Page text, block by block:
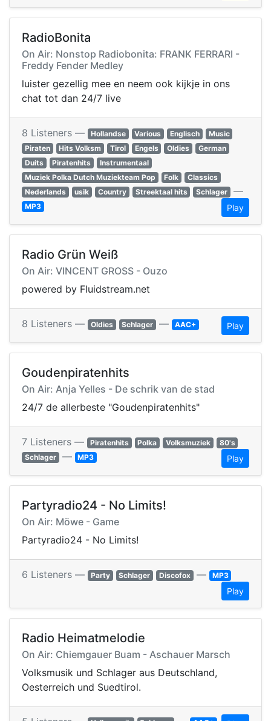
RadioBonita
On Air: Nonstop Radiobonita: FRANK FERRARI -
Freddy Fender Medley
luister gezellig mee en neem ook kijkje in ons
chat tot dan 24/7 live
8 Listeners — Hollandse Various Englisch
Music
Piraten
Hits Volksm Tirol Engels Oldies
German
Duits
Piratenhits
Instrumentaal
Muziek Polka Dutch Muziekteam Pop
Folk
Classics
Nederlands
usik Country Streektaal hits Schlager —
MP3 Play
Radio Grün Weiß
On Air: VINCENT GROSS - Ouzo
powered by Fluidstream.net
8 Listeners — Oldies Schlager — AAC+ Play
Goudenpiratenhits
On Air: Anja Yelles - De schrik van de stad
24/7 de allerbeste "Goudenpiratenhits"
7 Listeners — Piratenhits Polka Volksmuziek
80's
Schlager — MP3 Play
Partyradio24 - No Limits!
On Air: Möwe - Game
Partyradio24 - No Limits!
6 Listeners — Party Schlager Discofox — MP3
Play
Radio Heimatmelodie
On Air: Chiemgauer Buam - Aschauer Marsch
Volksmusik und Schlager aus Deutschland,
Oesterreich und Suedtirol.